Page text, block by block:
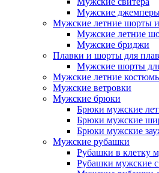
Мужские
Мужские летние шорты
Мужские летние
Мужские бриджи
Плавки и шорты для
Мужские шорты
Мужские летние
Мужские ветровки
Мужские брюки
Брюки мужские
Брюки мужские
Брюки мужские
Мужские рубашки
Рубашки в клетку
Рубашки мужские